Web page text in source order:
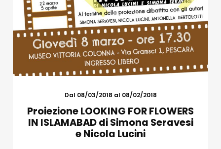
Dal 08/03/2018 al 08/02/2018
Proiezione LOOKING FOR FLOWERS
IN ISLAMABAD di Simona Seravesi
e Nicola Lucini